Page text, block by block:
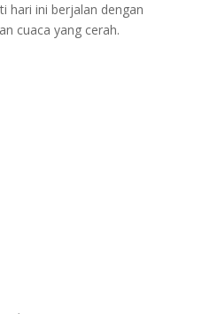
hari ini berjalan dengan
cuaca yang cerah.